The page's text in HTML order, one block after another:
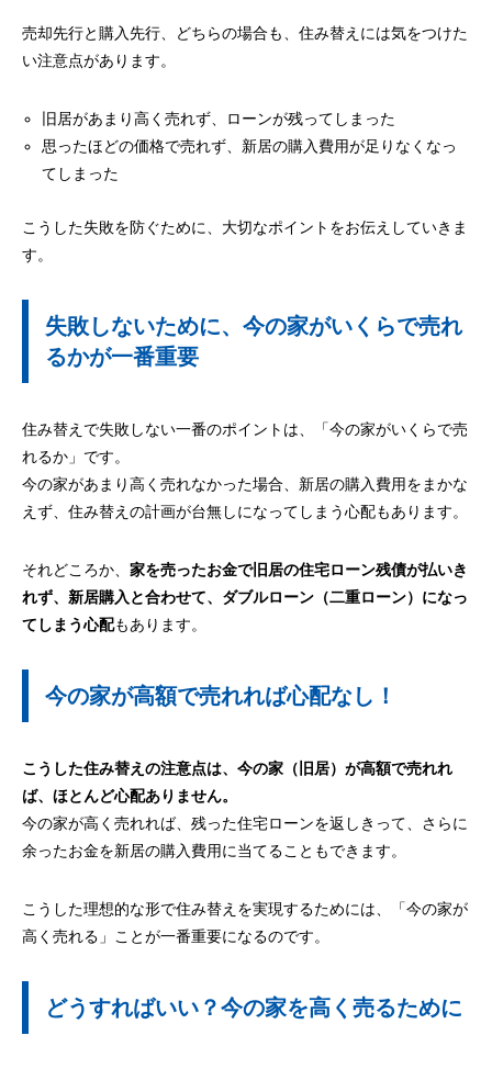
売却先行と購入先行、どちらの場合も、住み替えには気をつけた
い注意点があります。
旧居があまり高く売れず、ローンが残ってしまった
思ったほどの価格で売れず、新居の購入費用が足りなくなっ
てしまった
こうした失敗を防ぐために、大切なポイントをお伝えしていきま
す。
失敗しないために、今の家がいくらで売れ
るかが一番重要
住み替えで失敗しない一番のポイントは、「今の家がいくらで売
れるか」です。
今の家があまり高く売れなかった場合、新居の購入費用をまかな
えず、住み替えの計画が台無しになってしまう心配もあります。
それどころか、 家を売ったお金で旧居の住宅ローン残債が払いき
れず、新居購入と合わせて、ダブルローン（二重ローン）になっ
てしまう心配もあります。
今の家が高額で売れれば心配なし！
こうした住み替えの注意点は、今の家（旧居）が高額で売れれ
ば、ほとんど心配ありません。
今の家が高く売れれば、残った住宅ローンを返しきって、さらに
余ったお金を新居の購入費用に当てることもできます。
こうした理想的な形で住み替えを実現するためには、「今の家が
高く売れる」ことが一番重要になるのです。
どうすればいい？今の家を高く売るために